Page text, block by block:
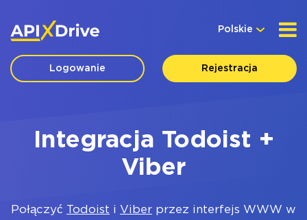
Polskie
Logowanie Rejestracja
Integracja Todoist +
Viber
Połączyć Todoist i Viber przez interfejs WWW w